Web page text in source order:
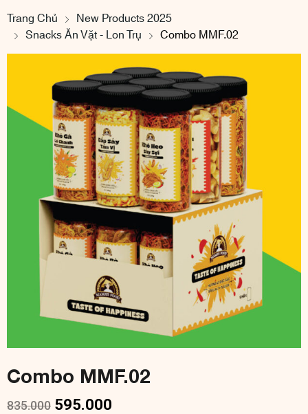
Trang Chủ
New Products 2025
Snacks Ăn Vặt - Lon Trụ
Combo MMF.02
Combo MMF.02
835.000 595.000